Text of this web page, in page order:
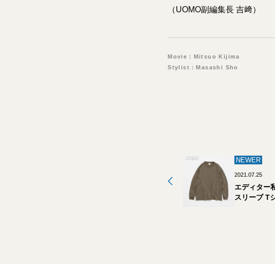
（UOMO副編集長 吉﨑）
Movie：Mitsuo Kijima
Stylist：Masashi Sho
NEWER
2021.07.25
エディター
スリーブ T